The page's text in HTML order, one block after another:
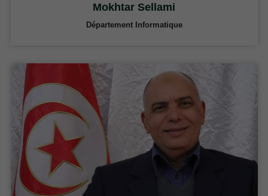
Mokhtar Sellami
Département Informatique